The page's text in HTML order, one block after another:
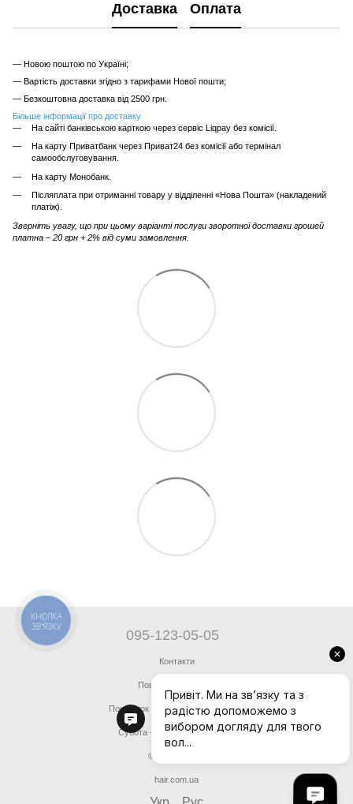
Доставка Оплата
— Новою поштою по Україні;
— Вартість доставки згідно з тарифами Нової пошти;
— Безкоштовна доставка від 2500 грн.
Більше інформації про доставку
На сайті банківською карткою через сервіс Liqpay без комісії.
На карту Приватбанк через Приват24 без комісії або термінал
самообслуговування.
На карту Монобанк.
Післяплата при отриманні товару у відділенні «Нова Пошта» (накладений
платіж).
Зверніть увагу, що при цьому варіанті послуги зворотної доставки грошей
платна – 20 грн + 2% від суми замовлення.
095-123-05-05
Контакти
Повна версія сайту
Понеділок - П'ятниця 10:00 - 18:00
Субота - Неділя 10:00 - 13:00
© 2022— 2026
hair.com.ua
КНОПКА
ЗВ'ЯЗКУ